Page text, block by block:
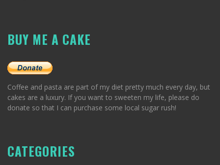
BUY ME A CAKE
Coffee and pasta are part of my diet pretty much every day, but
cakes are a luxury. If you want to sweeten my life, please do
donate so that I can purchase some local sugar rush!
CATEGORIES